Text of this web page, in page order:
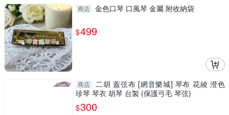
商店 金色口琴 口風琴 金屬 附收納袋
$499
商店
二胡 蓋弦布 [網音樂城] 琴布 花綾 澄色
珍琴 琴衣 胡琴 台製 (保護弓毛 琴弦)
$300